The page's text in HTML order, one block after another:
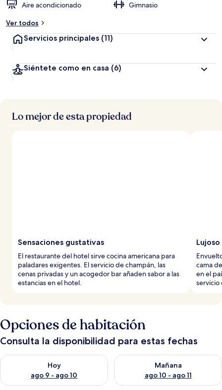
Aire acondicionado
Gimnasio
Ver todos
Servicios principales (11)
Siéntete como en casa (6)
Lo mejor de esta propiedad
Sensaciones gustativas
El restaurante del hotel sirve cocina americana para
paladares exigentes. El servicio de champán, las
cenas privadas y un acogedor bar añaden sabor a las
estancias en el hotel.
cama
en el
servicio
Opciones de habitación
Consulta la disponibilidad para estas fechas
Hoy
ago 9 - ago 10
Consulta la disponibilidad para hoy ago 9 - ago 10
Mañana
ago 10 - ago 11
Consulta la disponibilidad